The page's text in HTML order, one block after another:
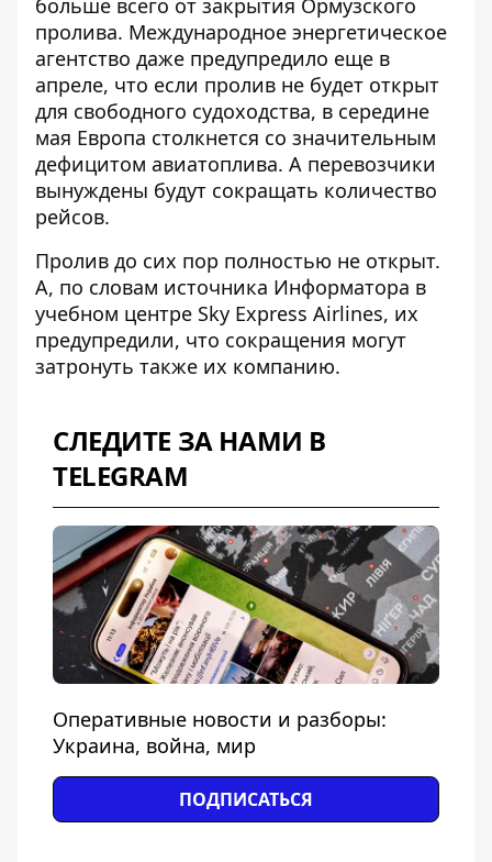
больше всего от закрытия Ормузского
пролива. Международное энергетическое
агентство даже предупредило еще в
апреле, что если пролив не будет открыт
для свободного судоходства, в середине
мая Европа столкнется со значительным
дефицитом авиатоплива. А перевозчики
вынуждены будут сокращать количество
рейсов.
Пролив до сих пор полностью не открыт.
А, по словам источника Информатора в
учебном центре Skу Express Airlines, их
предупредили, что сокращения могут
затронуть также их компанию.
СЛЕДИТЕ ЗА НАМИ В
TELEGRAM
Оперативные новости и разборы:
Украина, война, мир
ПОДПИСАТЬСЯ